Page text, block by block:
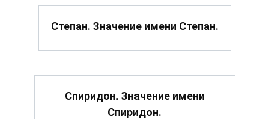
Степан. Значение имени Степан.
Спиридон. Значение имени
Спиридон.